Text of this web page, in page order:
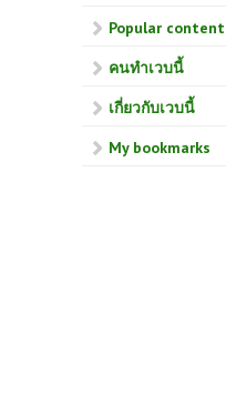
Popular content
คนทำเวบนี้
เกี่ยวกับเวบนี้
My bookmarks